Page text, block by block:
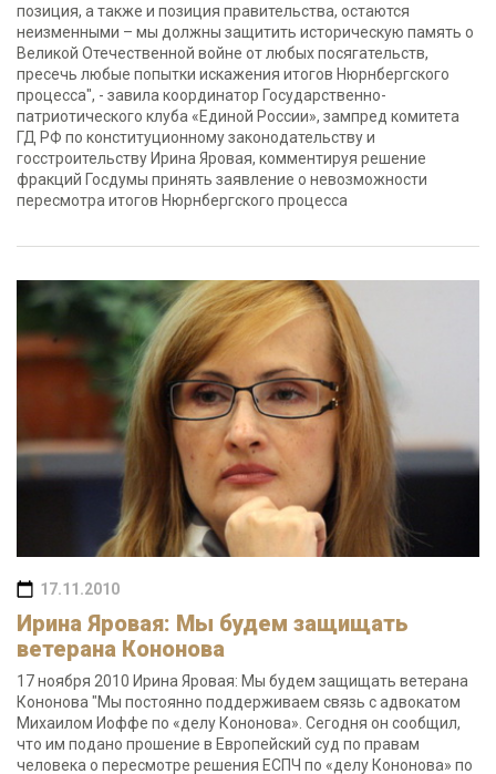
позиция, а также и позиция правительства, остаются
неизменными – мы должны защитить историческую память о
Великой Отечественной войне от любых посягательств,
пресечь любые попытки искажения итогов Нюрнбергского
процесса", - завила координатор Государственно-
патриотического клуба «Единой России», зампред комитета
ГД РФ по конституционному законодательству и
госстроительству Ирина Яровая, комментируя решение
фракций Госдумы принять заявление о невозможности
пересмотра итогов Нюрнбергского процесса
17.11.2010
Ирина Яровая: Мы будем защищать
ветерана Кононова
17 ноября 2010 Ирина Яровая: Мы будем защищать ветерана
Кононова "Мы постоянно поддерживаем связь с адвокатом
Михаилом Иоффе по «делу Кононова». Сегодня он сообщил,
что им подано прошение в Европейский суд по правам
человека о пересмотре решения ЕСПЧ по «делу Кононова» по